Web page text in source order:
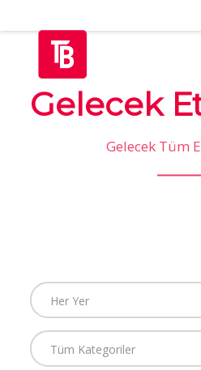
Gelecek
Gelecek Tüm
Her Yer
Tüm Kategoriler